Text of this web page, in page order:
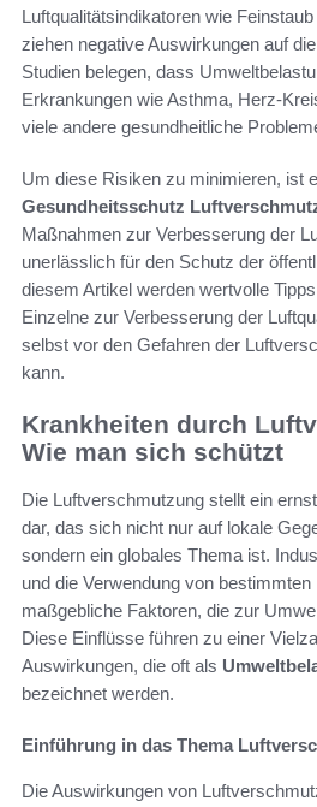
Luftqualitätsindikatoren wie
ziehen negative Auswirkungen auf
Studien belegen, dass
Erkrankungen wie Asthma, Herz-
viele andere gesundheitliche
Um diese Risiken zu minimieren, ist
Gesundheitsschutz
Maßnahmen zur Verbesserung der
unerlässlich für den Schutz der
diesem Artikel werden wertvolle
Einzelne zur Verbesserung der
selbst vor den Gefahren der
kann.
Krankheiten durch
Wie man sich schützt
Die Luftverschmutzung stellt ein
dar, das sich nicht nur auf lokale
sondern ein globales Thema ist.
und die Verwendung von
maßgebliche Faktoren, die zur
Diese Einflüsse führen zu einer
Auswirkungen, die oft als
bezeichnet werden.
Einführung in das Thema
Die Auswirkungen von